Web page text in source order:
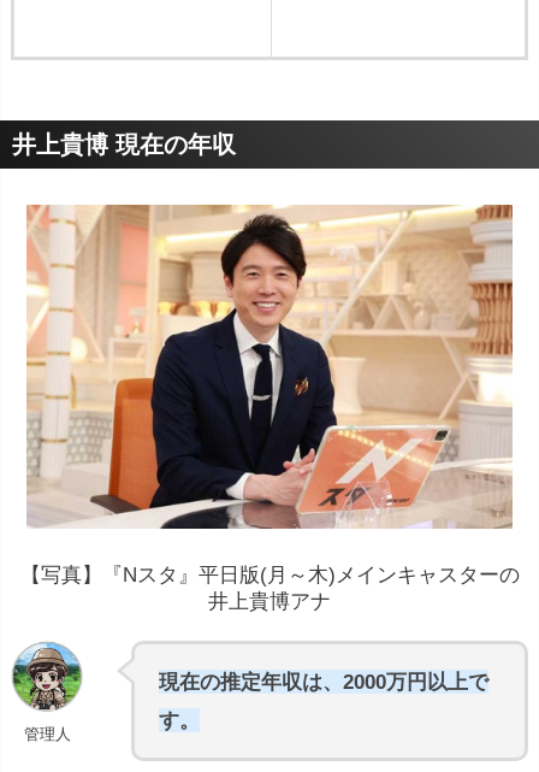
井上貴博 現在の年収
【写真】『Nスタ』平日版(月～木)メインキャスターの
井上貴博アナ
管理人
現在の推定年収は、2000万円以上で
す。